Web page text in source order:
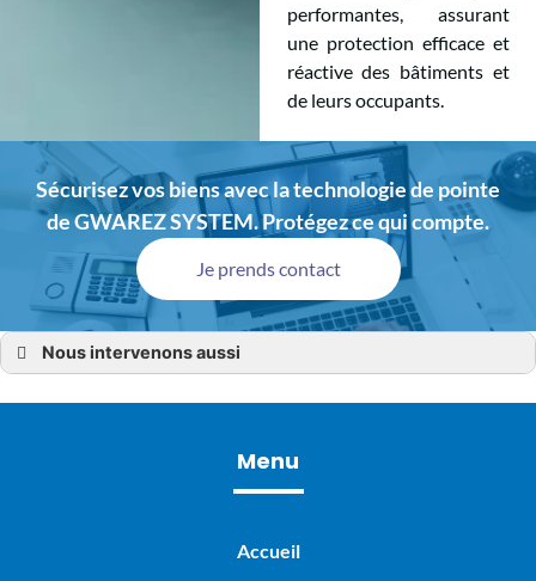
performantes, assurant
une protection efficace et
réactive des bâtiments et
de leurs occupants.
Sécurisez vos biens avec la technologie de pointe
de GWAREZ SYSTEM. Protégez ce qui compte.
Je prends contact
Nous intervenons aussi
Menu
Accueil